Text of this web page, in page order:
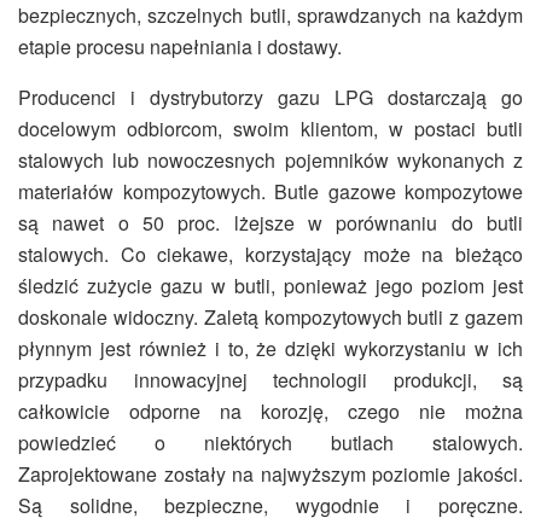
bezpiecznych, szczelnych butli, sprawdzanych na każdym
etapie procesu napełniania i dostawy.
Producenci i dystrybutorzy gazu LPG dostarczają go
docelowym odbiorcom, swoim klientom, w postaci butli
stalowych lub nowoczesnych pojemników wykonanych z
materiałów kompozytowych. Butle gazowe kompozytowe
są nawet o 50 proc. lżejsze w porównaniu do butli
stalowych. Co ciekawe, korzystający może na bieżąco
śledzić zużycie gazu w butli, ponieważ jego poziom jest
doskonale widoczny. Zaletą kompozytowych butli z gazem
płynnym jest również i to, że dzięki wykorzystaniu w ich
przypadku innowacyjnej technologii produkcji, są
całkowicie odporne na korozję, czego nie można
powiedzieć o niektórych butlach stalowych.
Zaprojektowane zostały na najwyższym poziomie jakości.
Są solidne, bezpieczne, wygodnie i poręczne.